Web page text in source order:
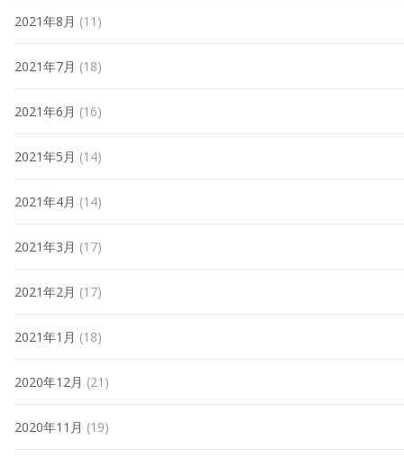
2021年8月 (11)
2021年7月 (18)
2021年6月 (16)
2021年5月 (14)
2021年4月 (14)
2021年3月 (17)
2021年2月 (17)
2021年1月 (18)
2020年12月 (21)
2020年11月 (19)